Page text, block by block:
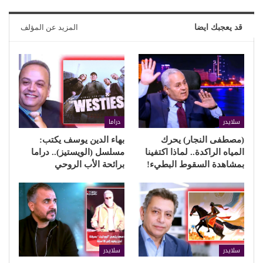
قد يعجبك ايضا المزيد عن المؤلف
سلايدر
(مصطفى النجار) يحرك
المياه الراكدة.. لماذا اكتفينا
بمشاهدة السقوط البطيء!
دراما
بهاء الدين يوسف يكتب:
مسلسل (الويستيز).. دراما
برائحة الأب الروحي
سلايدر سلايدر